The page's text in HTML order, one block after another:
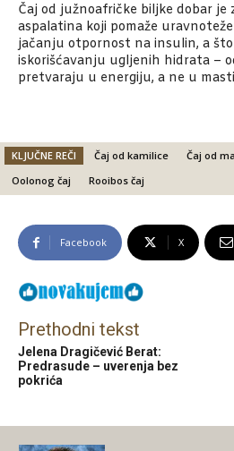
Čaj od južnoafričke biljke dobar je
aspalatina koji pomaže
jačanju otpornost na insulin, a što
iskorišćavanju ugljenih hidrata –
pretvaraju u energiju, a ne u
KLJUČNE REČI Čaj od kamilice Čaj od
Oolonog čaj
Rooibos čaj
Facebook X
Prethodni tekst
Jelena Dragičević Berat:
Predrasude – uverenja bez
pokrića